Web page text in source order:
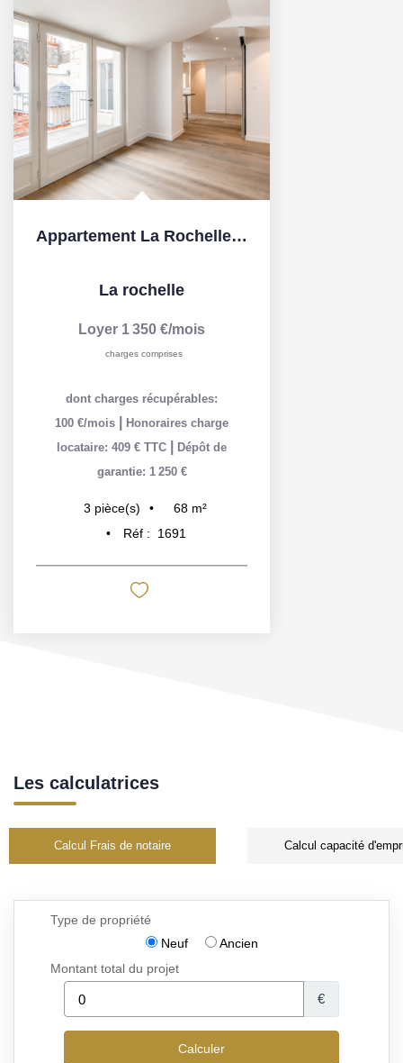
Appartement La Rochelle 3 pièce(s) 68.10 m2
La rochelle
Loyer 1 350 €/mois
charges comprises
dont charges récupérables:
100 €/mois
Honoraires charge
locataire: 409 € TTC
Dépôt de
garantie: 1 250 €
3 pièce(s) 68 m²
Réf :
1691
Les calculatrices
Calcul Frais de notaire Calcul capacité